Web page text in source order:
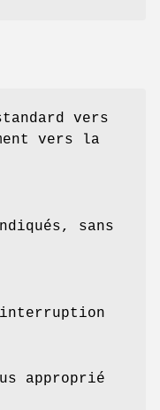
vers
vers la
sans
approprié